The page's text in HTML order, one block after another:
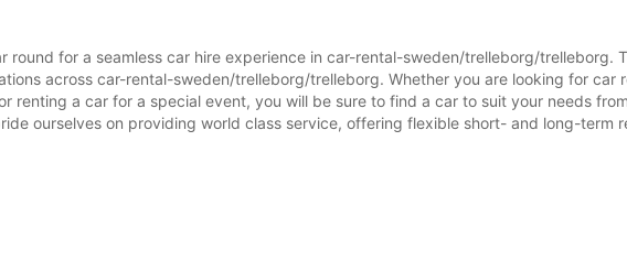
Plan podróży
round for a seamless car hire experience in car-rental-sweden/trelleborg/trelleborg.
across car-rental-sweden/trelleborg/trelleborg. Whether you are looking for car
renting a car for a special event, you will be sure to find a car to suit your needs
ourselves on providing world class service, offering flexible short- and long-term